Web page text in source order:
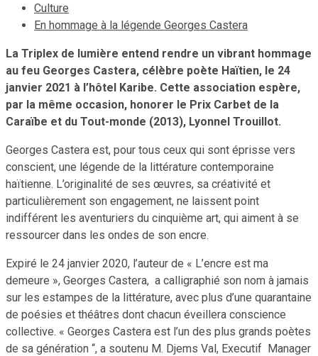
Culture
En hommage à la légende Georges Castera
La Triplex de lumière entend rendre un vibrant hommage
au feu Georges Castera, célèbre poète Haïtien, le 24
janvier 2021 à l’hôtel Karibe. Cette association espère,
par la même occasion, honorer le Prix Carbet de la
Caraïbe et du Tout-monde (2013), Lyonnel Trouillot.
Georges Castera est, pour tous ceux qui sont éprisse vers
conscient, une légende de la littérature contemporaine
haïtienne. L’originalité de ses œuvres, sa créativité et
particulièrement son engagement, ne laissent point
indifférent les aventuriers du cinquième art, qui aiment à se
ressourcer dans les ondes de son encre.
Expiré le 24 janvier 2020, l’auteur de « L’encre est ma
demeure », Georges Castera, a calligraphié son nom à jamais
sur les estampes de la littérature, avec plus d’une quarantaine
de poésies et théâtres dont chacun éveillera conscience
collective. « Georges Castera est l’un des plus grands poètes
de sa génération “, a soutenu M. Djems Val, Executif Manager